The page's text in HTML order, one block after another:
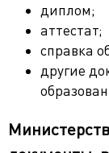
диплом;
аттестат;
справка
другие